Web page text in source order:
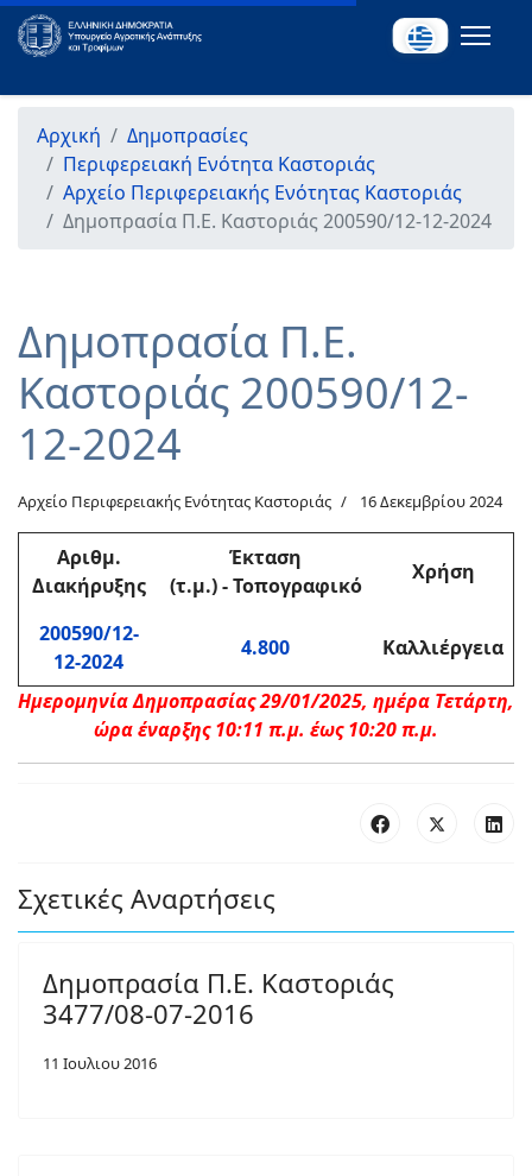
Αρχική
Δημοπρασίες
Περιφερειακή Ενότητα Καστοριάς
Αρχείο Περιφερειακής Ενότητας Καστοριάς
Δημοπρασία Π.Ε. Καστοριάς 200590/12-12-2024
Δημοπρασία Π.Ε.
Καστοριάς 200590/12-
12-2024
Αρχείο Περιφερειακής Ενότητας Καστοριάς 16 Δεκεμβρίου 2024
Αριθμ.
Διακήρυξης
Έκταση
(τ.μ.) - Τοπογραφικό
Χρήση
200590/12-
12-2024
4.800 Καλλιέργεια
Ημερομηνία Δημοπρασίας 29/01/2025, ημέρα Τετάρτη,
ώρα έναρξης 10:11 π.μ. έως 10:20 π.μ.
Σχετικές Αναρτήσεις
Δημοπρασία Π.Ε. Καστοριάς
3477/08-07-2016
11 Ιουλιου 2016